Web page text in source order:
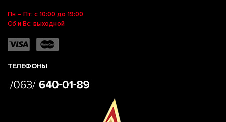
Пн – Пт: с 10:00 до 19:00
Сб и Вс: выходной
ТЕЛЕФОНЫ